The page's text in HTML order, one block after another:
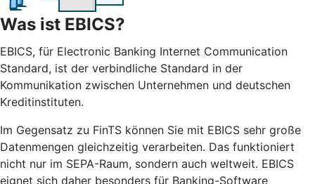
Was ist EBICS?
EBICS, für Electronic Banking Internet Communication
Standard, ist der verbindliche Standard in der
Kommunikation zwischen Unternehmen und deutschen
Kreditinstituten.
Im Gegensatz zu FinTS können Sie mit EBICS sehr große
Datenmengen gleichzeitig verarbeiten. Das funktioniert
nicht nur im SEPA-Raum, sondern auch weltweit. EBICS
eignet sich daher besonders für Banking-Software